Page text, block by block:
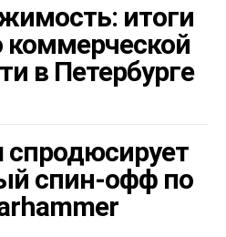
итоги
коммерческой
в Петербурге
спродюсирует
спин-офф по